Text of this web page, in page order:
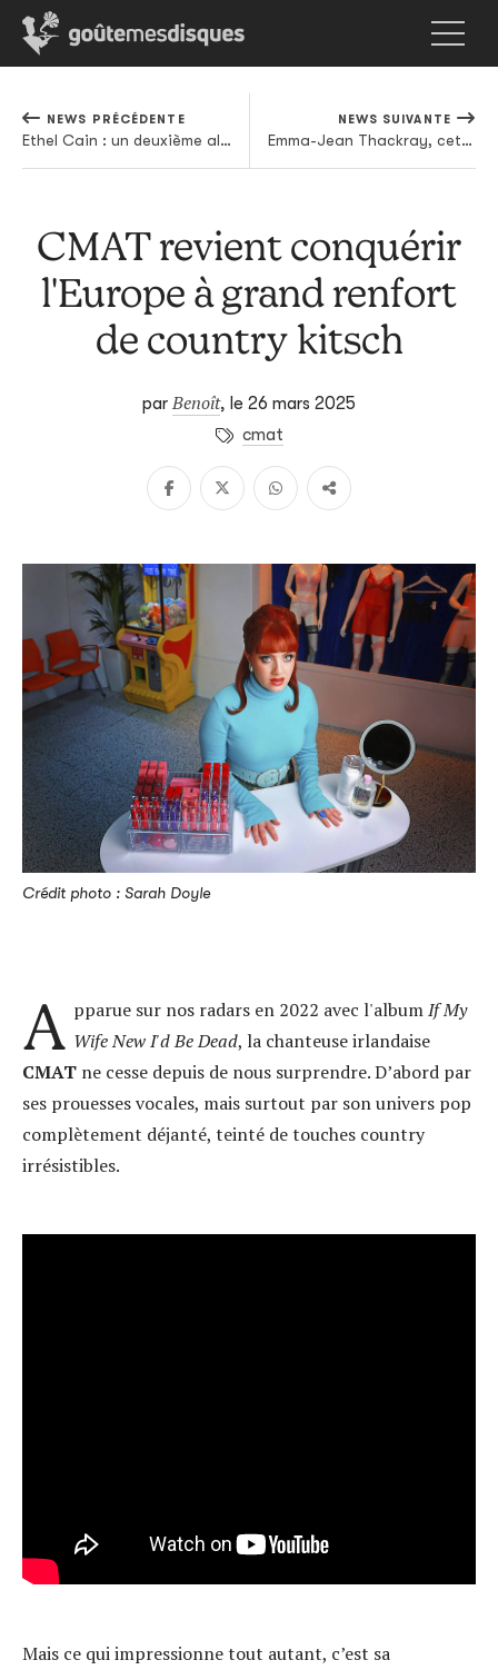
NEWS PRÉCÉDENTE
Ethel Cain : un deuxième album en 2025 et une tournée européenne à la rentrée
NEWS SUIVANTE
Emma-Jean Thackray, cette beautiful weirdo
CMAT revient conquérir
l'Europe à grand renfort
de country kitsch
parBenoît, le 26 mars 2025
cmat
Crédit photo : Sarah Doyle
A pparue sur nos radars en 2022 avec l'albumIf My
Wife New I'd Be Dead, la chanteuse irlandaise
CMAT ne cesse depuis de nous surprendre. D’abord par
ses prouesses vocales, mais surtout par son univers pop
complètement déjanté, teinté de touches country
irrésistibles.
Mais ce qui impressionne tout autant, c’est sa